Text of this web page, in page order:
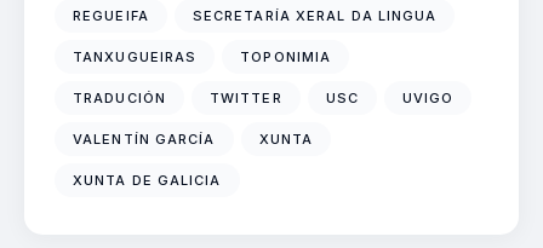
REGUEIFA SECRETARÍA XERAL DA LINGUA
TANXUGUEIRAS TOPONIMIA
TRADUCIÓN TWITTER USC UVIGO
VALENTÍN GARCÍA XUNTA
XUNTA DE GALICIA